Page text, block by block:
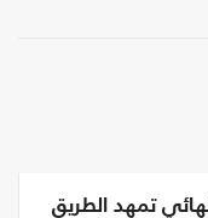
تمهد الطريق